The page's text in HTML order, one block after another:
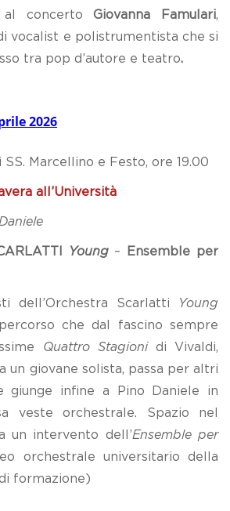
al concertoGiovanna Famulari,
vocalist e polistrumentista che si
tra pop d’autore e teatro.
2026
SS. Marcellino e Festo, ore 19.00
all’Università
Young–
Ensemble per
dell’Orchestra Scarlatti
Young
che dal fascino sempre
Quattro Stagionidi Vivaldi,
un giovane solista, passa per altri
giunge infine a Pino Daniele in
veste orchestrale. Spazio nel
un intervento dell’Ensemble per
orchestrale universitario della
formazione)